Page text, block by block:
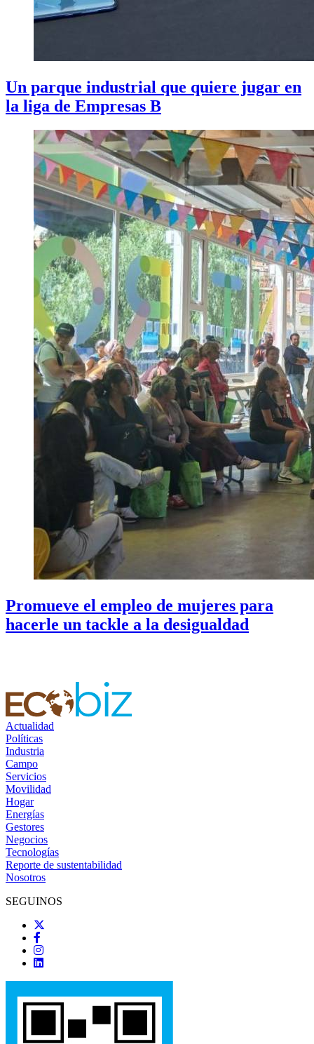
Un parque industrial que quiere jugar en
la liga de Empresas B
Promueve el empleo de mujeres para
hacerle un tackle a la desigualdad
Actualidad
Políticas
Industria
Campo
Servicios
Movilidad
Hogar
Energías
Gestores
Negocios
Tecnologías
Reporte de sustentabilidad
Nosotros
SEGUINOS